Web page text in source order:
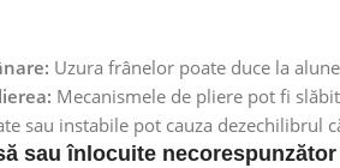
Uzura frânelor poate duce la
Mecanismele de pliere pot fi
sau instabile pot cauza dezechilibrul
sau înlocuite necorespunzător